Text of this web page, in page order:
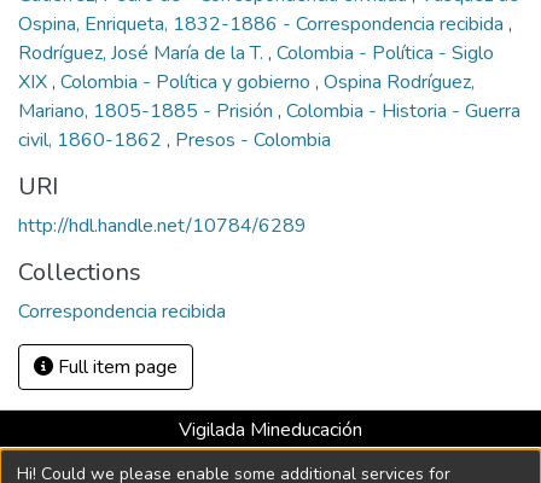
Ospina, Enriqueta, 1832-1886 - Correspondencia recibida ,
Rodríguez, José María de la T. , Colombia - Política - Siglo
XIX, Colombia - Política y gobierno , Ospina Rodríguez,
Mariano, 1805-1885 - Prisión , Colombia - Historia - Guerra
civil, 1860-1862 , Presos - Colombia
URI
http://hdl.handle.net/10784/6289
Collections
Correspondencia recibida
Full item page
Vigilada Mineducación
Universidad con Acreditación Institucional hasta 2026 -
Hi! Could we please enable some additional services for